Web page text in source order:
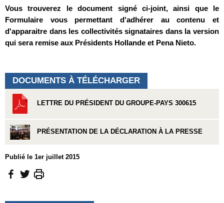
Vous trouverez le document signé ci-joint, ainsi que le
Formulaire vous permettant d'adhérer au contenu et
d'apparaitre dans les collectivités signataires dans la version
qui sera remise aux Présidents Hollande et Pena Nieto.
DOCUMENTS À TÉLÉCHARGER
LETTRE DU PRÉSIDENT DU GROUPE-PAYS 300615
PRÉSENTATION DE LA DÉCLARATION À LA PRESSE
Publié le 1er juillet 2015